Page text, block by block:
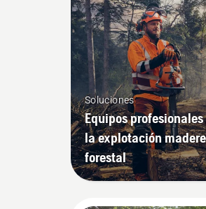
Soluciones
Equipos
la explotación
forestal